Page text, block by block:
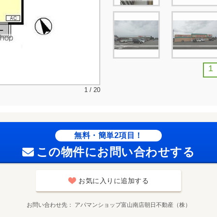
1 / 20
1
無料・簡単2項目！
この物件にお問い合わせする
お気に入りに追加する
お問い合わせ先 アパマンショップ富山南店朝日不動産（株）